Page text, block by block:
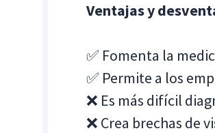
Ventajas y
✅ Fomenta la
✅ Permite a los
❌ Es más difícil
❌ Crea brechas de